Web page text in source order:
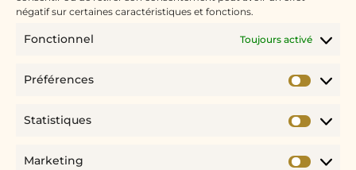
négatif sur certaines caractéristiques et fonctions.
Fonctionnel Toujours activé
Préférences
Statistiques
Marketing
d’honneur à travailler avec les producteurs
la qualité et de l’excellence des ingrédients
bretons.